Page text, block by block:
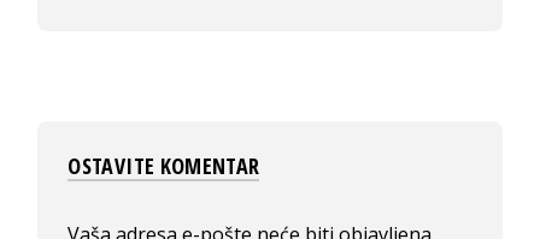
OSTAVITE KOMENTAR
Vaša adresa e-pošte neće biti objavljena.